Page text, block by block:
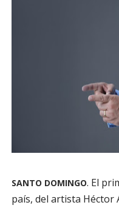
SANTO DOMINGO. El
país, del artista Héctor